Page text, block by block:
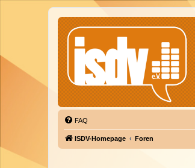
FAQ
ISDV-Homepage Foren